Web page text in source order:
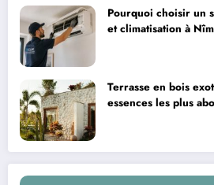
Pourquoi choisir un
et climatisation à
Terrasse en bois
essences les plus